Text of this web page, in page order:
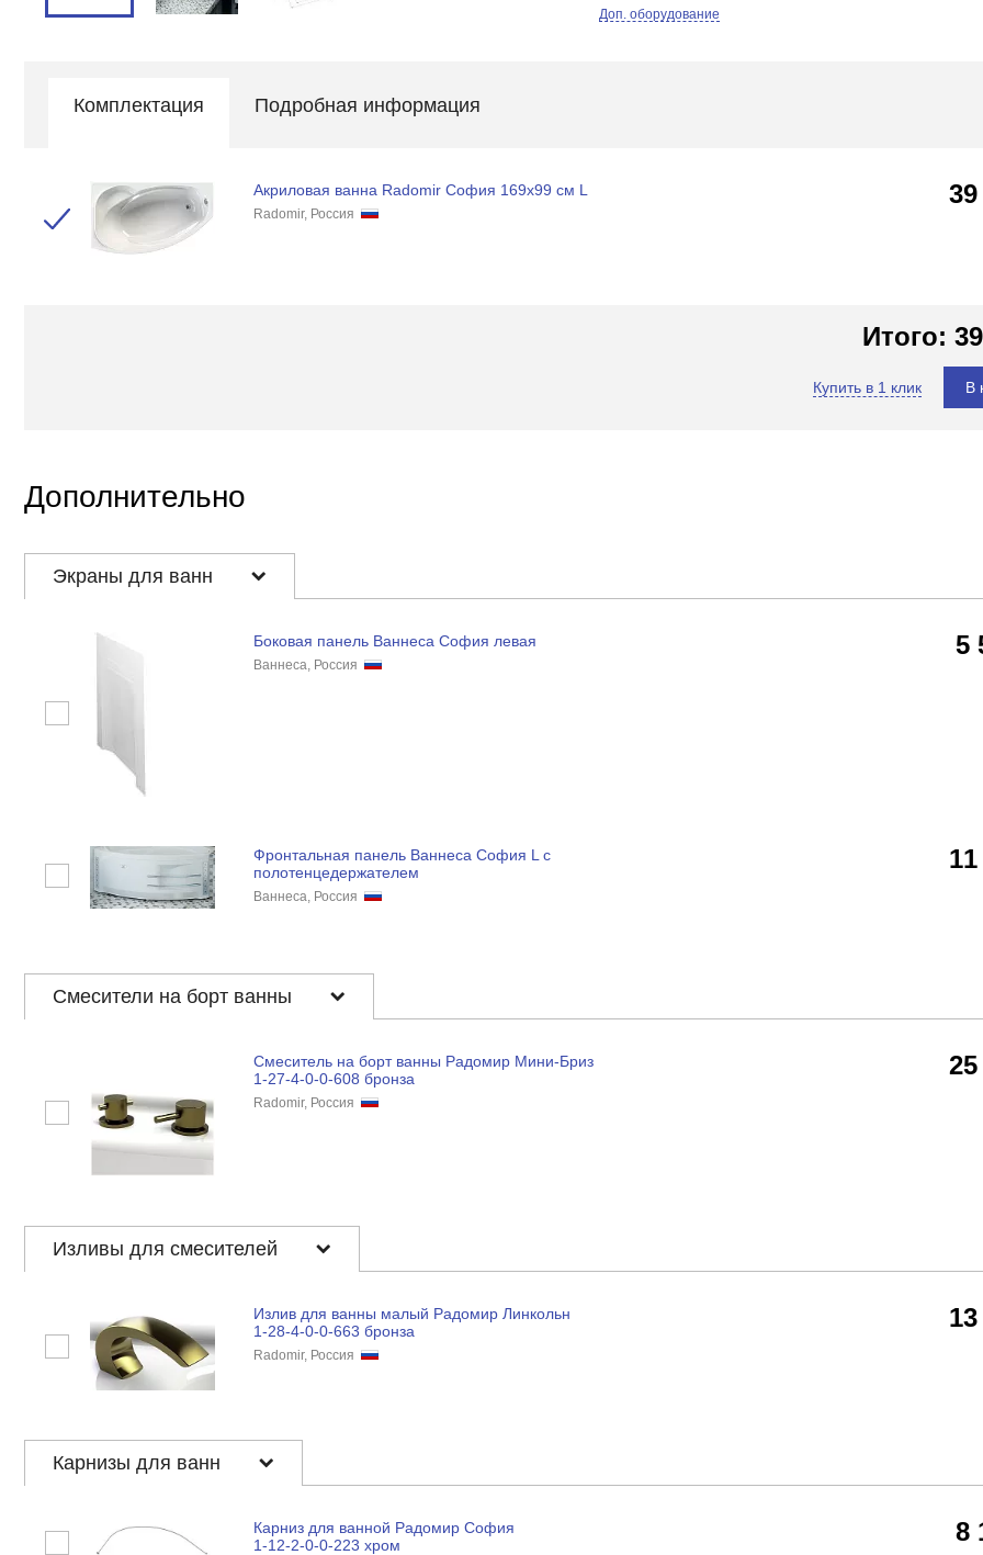
Доп. оборудование
Комплектация Подробная информация
Акриловая ванна Radomir София 169х99 см L
Radomir, Россия
Итого:
Купить в 1 клик В
Дополнительно
Экраны для ванн
Боковая панель Ваннеса София левая
Ваннеса, Россия
5
Фронтальная панель Ваннеса София L с
полотенцедержателем
Ваннеса, Россия
Смесители на борт ванны
Смеситель на борт ванны Радомир Мини-Бриз
1-27-4-0-0-608 бронза
Radomir, Россия
Изливы для смесителей
Излив для ванны малый Радомир Линкольн
1-28-4-0-0-663 бронза
Radomir, Россия
Карнизы для ванн
Карниз для ванной Радомир София
1-12-2-0-0-223 хром
8